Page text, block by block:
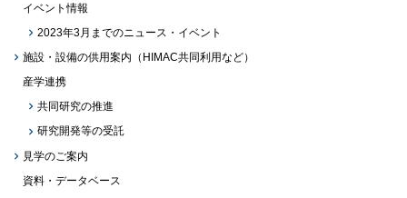
イベント情報
2023年3月までのニュース・イベント
施設・設備の供用案内（HIMAC共同利用など）
産学連携
共同研究の推進
研究開発等の受託
見学のご案内
資料・データベース